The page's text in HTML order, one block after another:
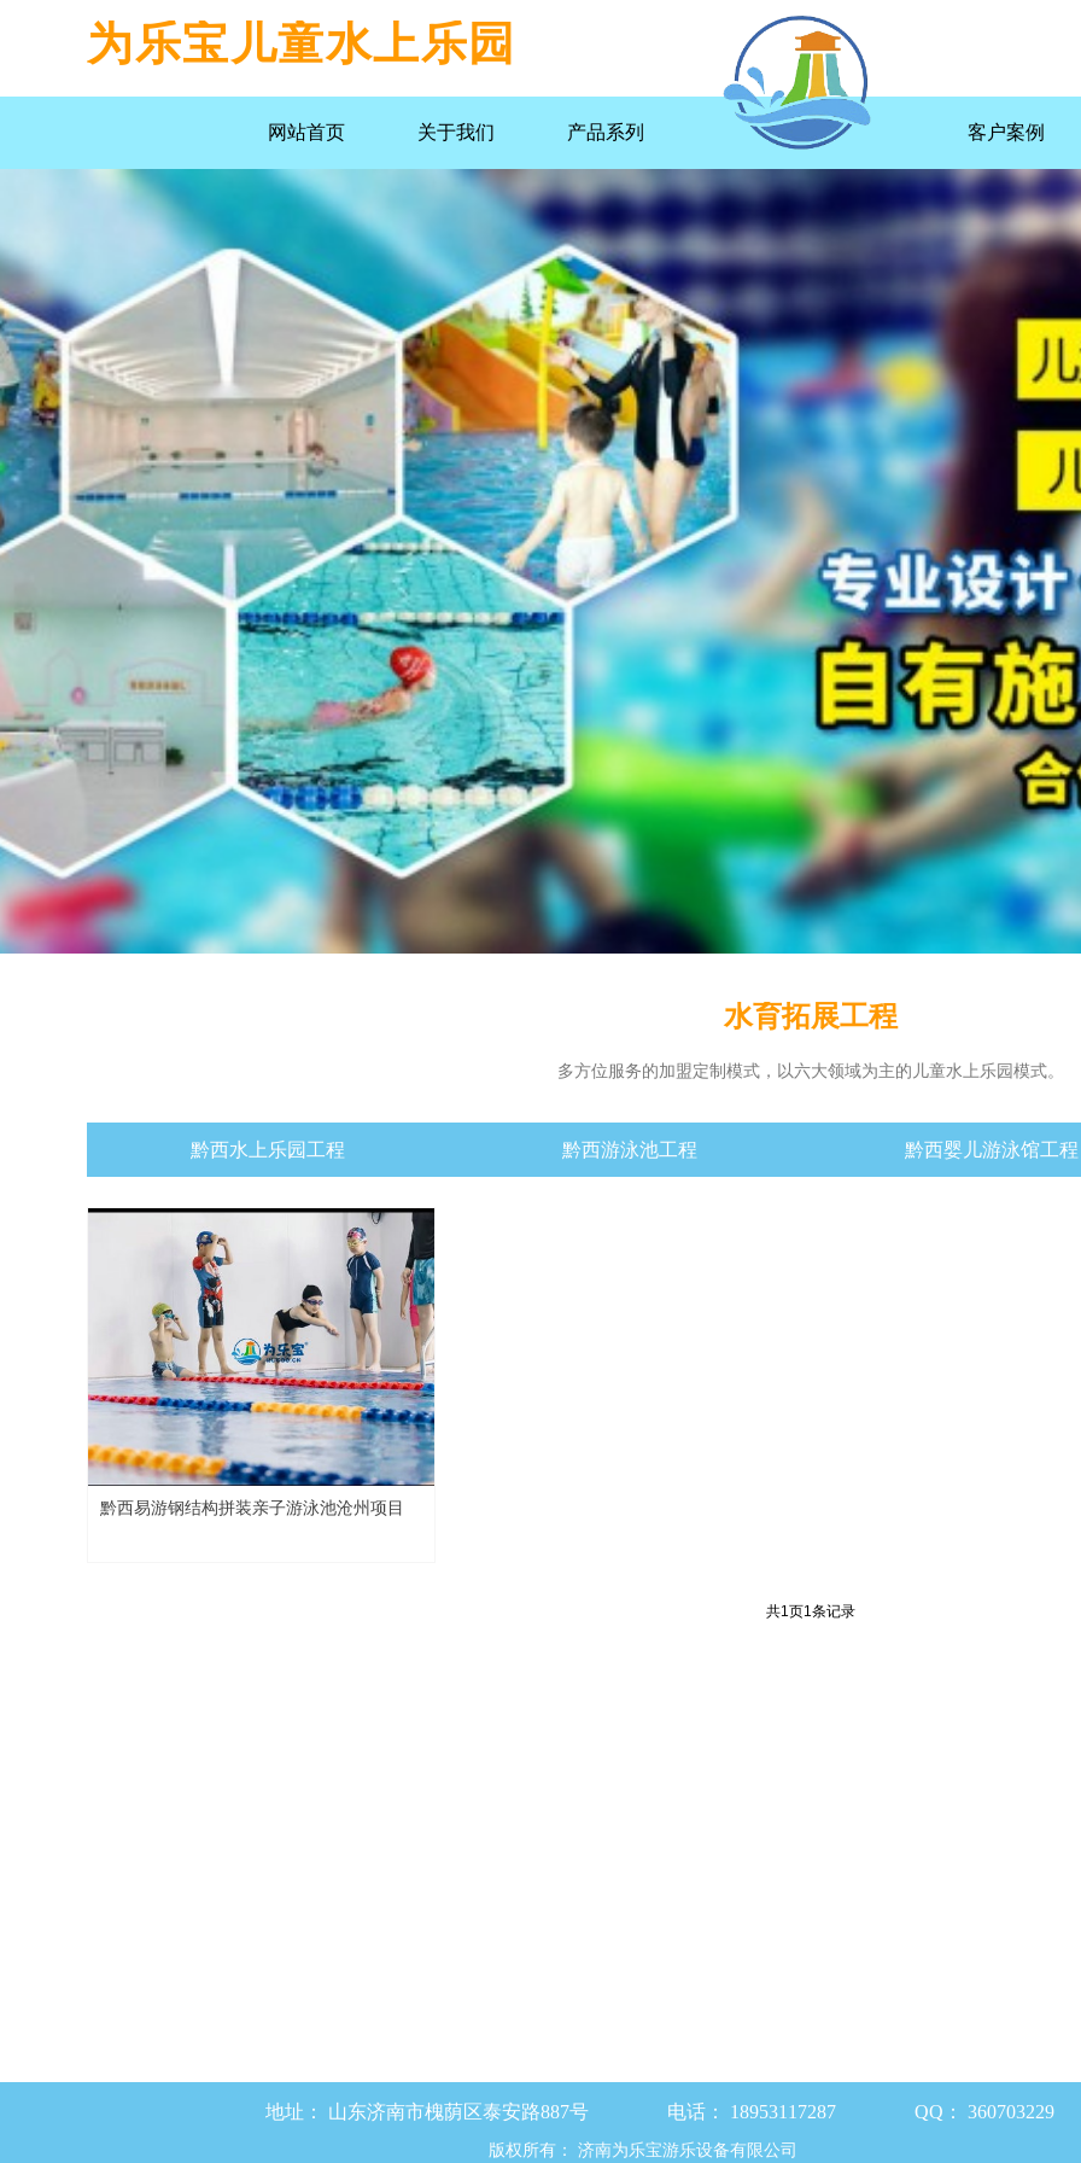
客户案例
网站首页 关于我们 产品系列
为乐宝儿童水上乐园
黔西易游钢结构拼装亲子游泳池沧州项目
共1页1条记录
水育拓展工程
多方位服务的加盟定制模式，以六大领域为主的儿童水上乐园模式。
黔西水上乐园工程 黔西游泳池工程 黔西婴儿游泳馆工程
地址： 山东济南市槐荫区泰安路887号 电话： 18953117287 QQ： 360703229
版权所有： 济南为乐宝游乐设备有限公司